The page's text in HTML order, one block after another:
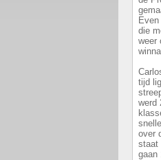
die
weer
tijd
werd
over
staat
gaan